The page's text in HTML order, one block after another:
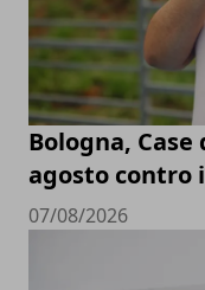
Bologna,
agosto contro
07/08/2026